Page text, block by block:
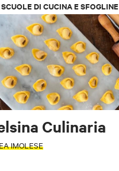
SCUOLE DI CUCINA E SFOGLINE
Culinaria
IMOLESE